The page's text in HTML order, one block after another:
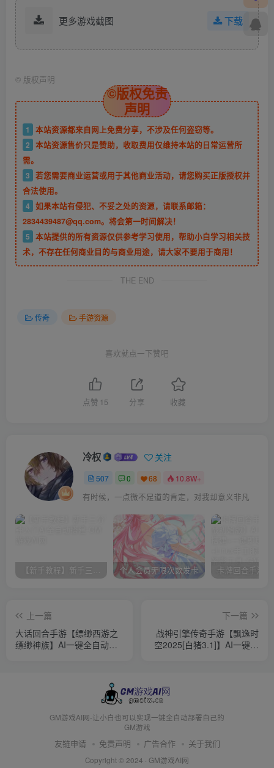
更多游戏截图 下载
© 版权声明
©版权免责
声明
1
本站资源都来自网上免费分享，不涉及任何盗窃等。
2 本站资源售价只是赞助，收取费用仅维持本站的日常运营所
需。
3 若您需要商业运营或用于其他商业活动，请您购买正版授权并
合法使用。
4 如果本站有侵犯、不妥之处的资源，请联系邮箱：
2834439487@qq.com。将会第一时间解决！
5 本站提供的所有资源仅供参考学习使用，帮助小白学习相关技
术，不存在任何商业目的与商业用途，请大家不要用于商用！
THE END
传奇 手游资源
喜欢就点一下赞吧
点赞 15 分享 收藏
冷权 关注
507 0 68 10.8W+
有时候，一点微不足道的肯定，对我却意义非凡
【新手教程】新手三分钟入门AI全自动搭建 个人会员无限次数发卡
上一篇
大话回合手游【缥缈西游之
缥缈神族】AI一键全自动搭
下一篇
战神引擎传奇手游【飘逸时
空2025[白猪3.1]】AI一键全
GM游戏AI网-让小白也可以实现一键全自动部署自己的
GM游戏
友链申请 免责声明 广告合作 关于我们
Copyright © 2024 · GM游戏AI网